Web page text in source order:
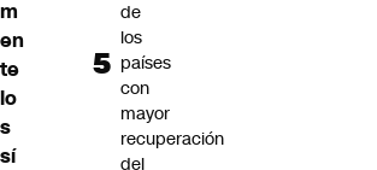
m
en
te
lo
s
sí
de
los
países
con
mayor
recuperación
del